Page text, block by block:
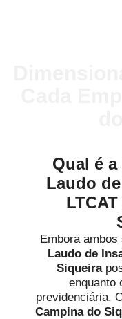
Qual é
Laudo
Embora ambos
Laudo de
Siqueira
enquanto
previdenciária.
Campina do